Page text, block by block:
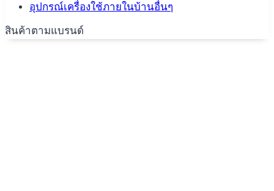
อุปกรณ์เครื่องใช้ภายในบ้านอื่นๆ
สินค้าตามแบรนด์